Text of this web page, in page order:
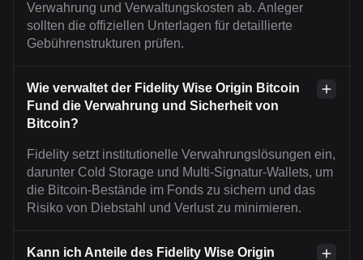
Verwahrung und Verwaltungskosten ab. Anleger
sollten die offiziellen Unterlagen für detaillierte
Gebührenstrukturen prüfen.
Wie verwaltet der Fidelity Wise Origin Bitcoin
Fund die Verwahrung und Sicherheit von
Bitcoin?
Fidelity setzt institutionelle Verwahrungslösungen ein,
darunter Cold Storage und Multi-Signatur-Wallets, um
die Bitcoin-Bestände im Fonds zu sichern und das
Risiko von Diebstahl und Verlust zu minimieren.
Kann ich Anteile des Fidelity Wise Origin